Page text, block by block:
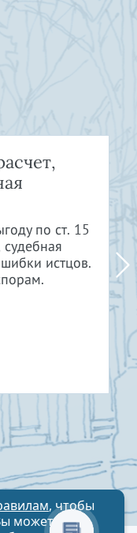
по ст. 15
истцов.
, чтобы
можете